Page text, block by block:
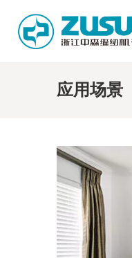
应用场景